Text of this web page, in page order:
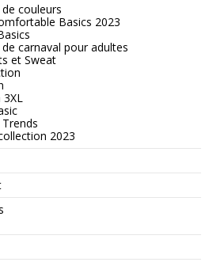
couleurs
Basics 2023
carnaval pour adultes
et Sweat
2023